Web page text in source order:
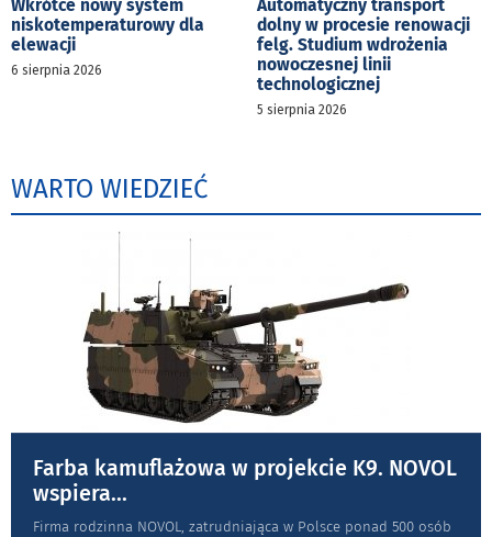
Wkrótce nowy system
niskotemperaturowy dla
elewacji
6 sierpnia 2026
Automatyczny transport
dolny w procesie renowacji
felg. Studium wdrożenia
nowoczesnej linii
technologicznej
5 sierpnia 2026
WARTO WIEDZIEĆ
Farba kamuflażowa w projekcie K9. NOVOL
wspiera...
Firma rodzinna NOVOL, zatrudniająca w Polsce ponad 500 osób